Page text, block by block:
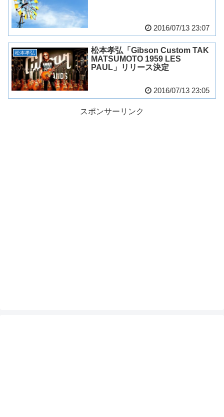
2016/07/13 23:07
松本孝弘
松本孝弘「Gibson Custom TAK
MATSUMOTO 1959 LES
PAUL」リリース決定
2016/07/13 23:05
スポンサーリンク